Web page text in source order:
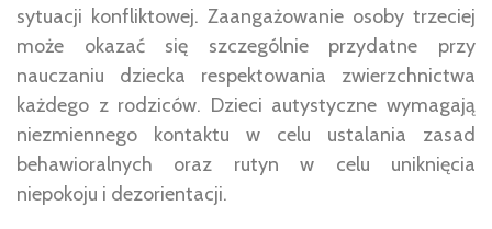
sytuacji konfliktowej. Zaangażowanie osoby trzeciej
może okazać się szczególnie przydatne przy
nauczaniu dziecka respektowania zwierzchnictwa
każdego z rodziców. Dzieci autystyczne wymagają
niezmiennego kontaktu w celu ustalania zasad
behawioralnych oraz rutyn w celu uniknięcia
niepokoju i dezorientacji.